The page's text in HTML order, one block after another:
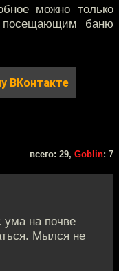
можно только
посещающим баню
ВКонтакте
всего: 29, Goblin: 7
на почве
Мылся не